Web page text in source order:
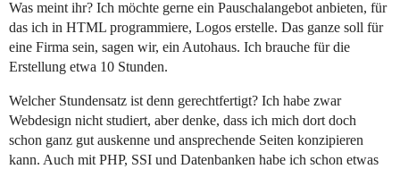
Was meint ihr? Ich möchte gerne ein Pauschalangebot anbieten, für
das ich in HTML programmiere, Logos erstelle. Das ganze soll für
eine Firma sein, sagen wir, ein Autohaus. Ich brauche für die
Erstellung etwa 10 Stunden.
Welcher Stundensatz ist denn gerechtfertigt? Ich habe zwar
Webdesign nicht studiert, aber denke, dass ich mich dort doch
schon ganz gut auskenne und ansprechende Seiten konzipieren
kann. Auch mit PHP, SSI und Datenbanken habe ich schon etwas